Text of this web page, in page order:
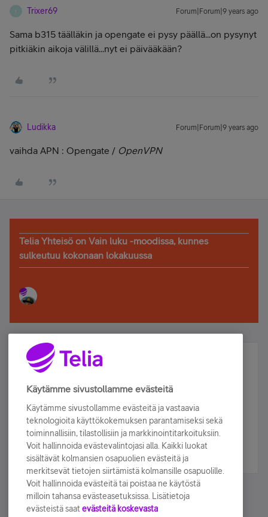
T Trixer69 Forum|Forum|9 years ago
Sama b315 täälläkin ja opengate ei pysy päällä...on pysynyt
pitkiäkin aikoja välillä...nyt ei päivääkään?
Ludikka Forum|Forum|9 years ago
vaihda APN : Opengate / OpenVPN
Telia Yhteisö on Vain luku -moodissa, kunnes
sulkeutuu kokonaan lokakuussa
Älä jää paitsi – osallistu ja voita!
Tilaa Telian uutiskirje ja olet mukana arvonnassa.
sähköpostiisi.
Tilaa nyt
Käytämme sivustollamme evästeitä
Käytämme sivustollamme evästeitä ja vastaavia
teknologioita käyttökokemuksen parantamiseksi sekä
toiminnallisiin, tilastollisiin ja markkinointitarkoituksiin.
Voit hallinnoida evästevalintojasi alla. Kaikki luokat
sisältävät kolmansien osapuolien evästeitä ja
merkitsevät tietojen siirtämistä kolmansille osapuolille.
Voit hallinnoida evästeitä tai poistaa ne käytöstä
milloin tahansa evästeasetuksissa. Lisätietoja
evästeistä saat evästeitä koskevasta